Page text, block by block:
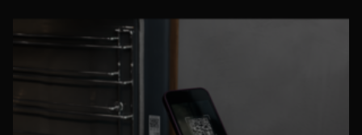
De AEG app maakt je kookervaring compleet, van start tot
resultaat.